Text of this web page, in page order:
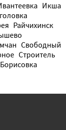
Икша
Райчихинск
Свободный
Строитель
Борисовка